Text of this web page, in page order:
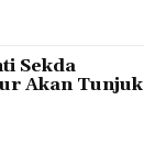
Sekda
Akan Tunjuk